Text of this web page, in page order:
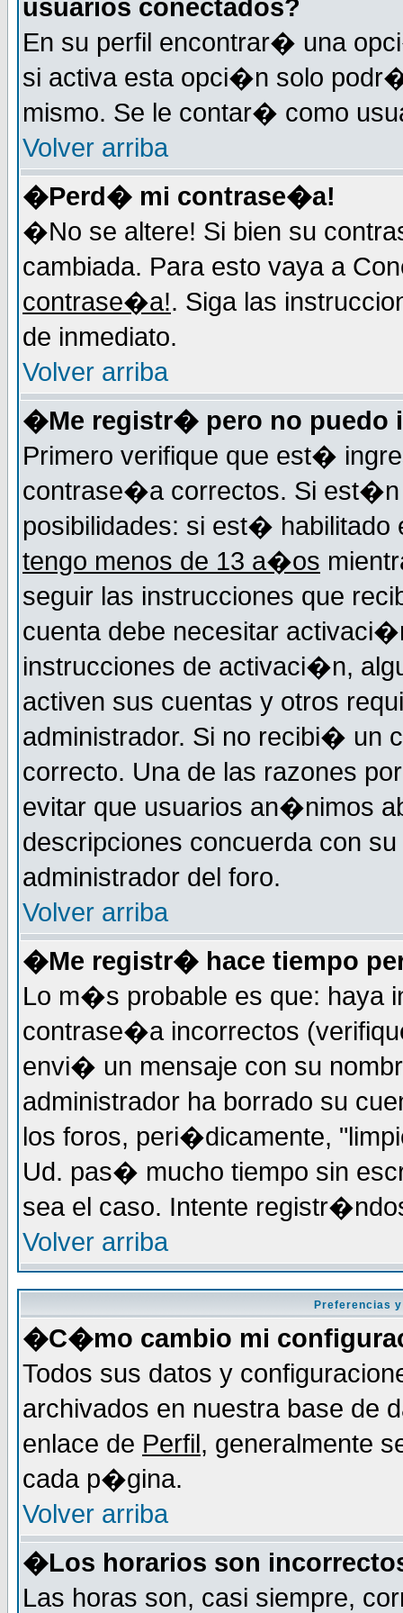
usuarios conectados?
En su perfil encontrar� una
si activa esta opci�n solo
mismo. Se le contar� como
Volver arriba
�Perd� mi contrase�a!
�No se altere! Si bien su
cambiada. Para esto vaya a
contrase�a!. Siga las
de inmediato.
Volver arriba
�Me registr� pero no puedo
Primero verifique que est�
contrase�a correctos. Si est�n
posibilidades: si est�
tengo menos de 13 a�os
seguir las instrucciones que
cuenta debe necesitar
instrucciones de activaci�n,
activen sus cuentas y otros
administrador. Si no recibi� un
correcto. Una de las razones
evitar que usuarios an�nimos
descripciones concuerda con
administrador del foro.
Volver arriba
�Me registr� hace tiempo
Lo m�s probable es que: haya
contrase�a incorrectos
envi� un mensaje con su
administrador ha borrado su
los foros, peri�dicamente,
Ud. pas� mucho tiempo sin
sea el caso. Intente
Volver arriba
Preferencias
�C�mo cambio mi
Todos sus datos y
archivados en nuestra base de
enlace de Perfil, generalmente
cada p�gina.
Volver arriba
�Los horarios son
Las horas son, casi siempre,